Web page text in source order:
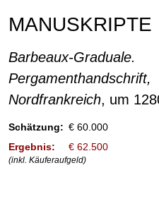
MANUSKRIPTE
Barbeaux-Graduale.
Pergamenthandschrift,
Nordfrankreich, um
Schätzung: € 60.000
Ergebnis:
€ 62.500
(inkl. Käuferaufgeld)